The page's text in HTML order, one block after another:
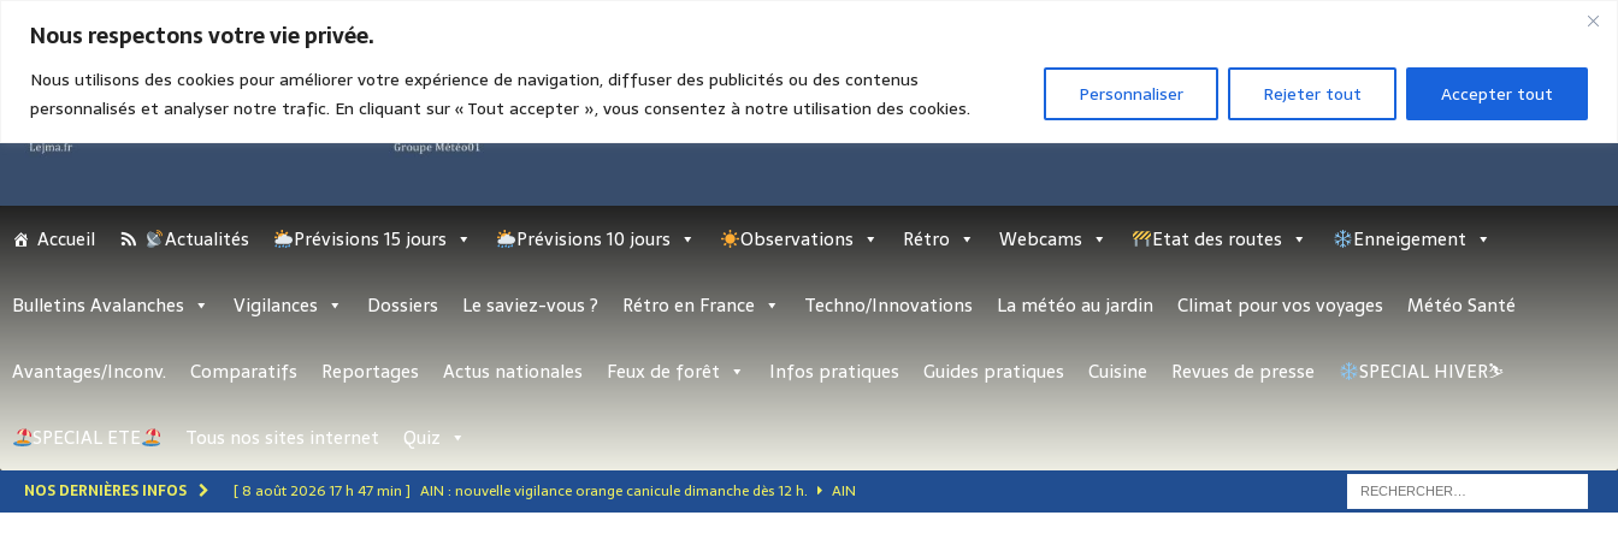
Nous respectons votre vie privée.
Nous utilisons des cookies pour améliorer votre expérience de navigation, diffuser des publicités ou des contenus
personnalisés et analyser notre trafic. En cliquant sur « Tout accepter », vous consentez à notre utilisation des cookies.
Personnaliser Rejeter tout Accepter tout
Accueil Actualités Prévisions 15 jours Prévisions 10 jours Observations Rétro Webcams Etat des routes Enneigement
Bulletins Avalanches Vigilances Dossiers Le saviez-vous ? Rétro en France Techno/Innovations La météo au jardin Climat pour vos voyages Météo Santé
Avantages/Inconv. Comparatifs Reportages Actus nationales Feux de forêt Infos pratiques Guides pratiques Cuisine Revues de presse SPECIAL HIVER⛷
SPECIAL ETE Tous nos sites internet Quiz
NOS DERNIÈRES INFOS [ 8 août 2026 17 h 47 min ] AIN : nouvelle vigilance orange canicule dimanche dès 12 h.
AIN